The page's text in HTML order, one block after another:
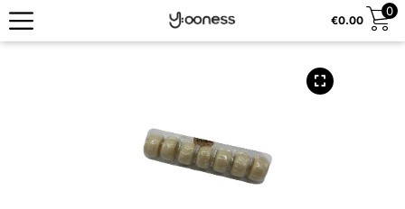
€0.00
0